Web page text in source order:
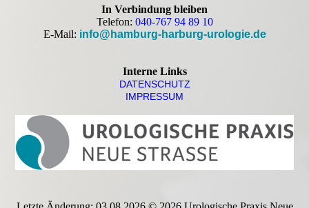
In Verbindung bleiben
Telefon: 040-767 94 89 10
E-Mail: info@hamburg-harburg-urologie.de
Interne Links
DATEN­SCHUTZ
IMPRESSUM